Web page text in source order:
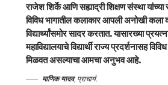
राजेश शिर्के आणि सह्याद्री शिक्षण संस्था
विविध भागातील कलाकार आपली अनोखी कला
विद्यार्थ्यांसमोर सादर करतात. यासारख्या
महाविद्यालयाचे विद्यार्थी राज्य प्रदर्शनासह
मिळवत असल्याचा आमचा अनुभव आहे.
माणिक यादव, प्राचार्य.